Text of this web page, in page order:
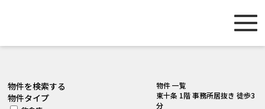
物件を検索する
物件タイプ
物件 一覧
東十条 1階 事務所居抜き 徒歩3
分